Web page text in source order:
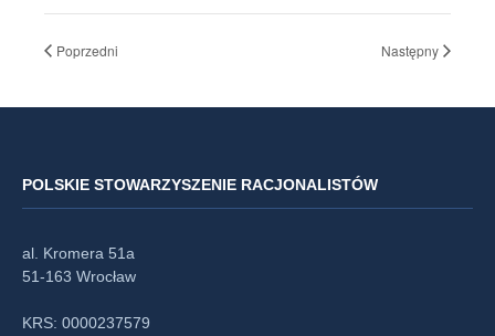
Poprzedni Następny
POLSKIE STOWARZYSZENIE RACJONALISTÓW
al. Kromera 51a
51-163 Wrocław
KRS: 0000237579